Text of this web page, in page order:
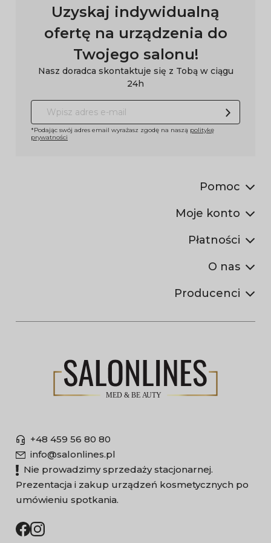
Uzyskaj indywidualną
ofertę na urządzenia do
Twojego salonu!
Nasz doradca skontaktuje się z Tobą w ciągu
24h
*Podając swój adres email wyrażasz zgodę na naszą politykę
prywatności
Pomoc
Moje konto
Płatności
O nas
Producenci
+48 459 56 80 80
info@salonlines.pl
Nie prowadzimy sprzedaży stacjonarnej.
Prezentacja i zakup urządzeń kosmetycznych po
umówieniu spotkania.